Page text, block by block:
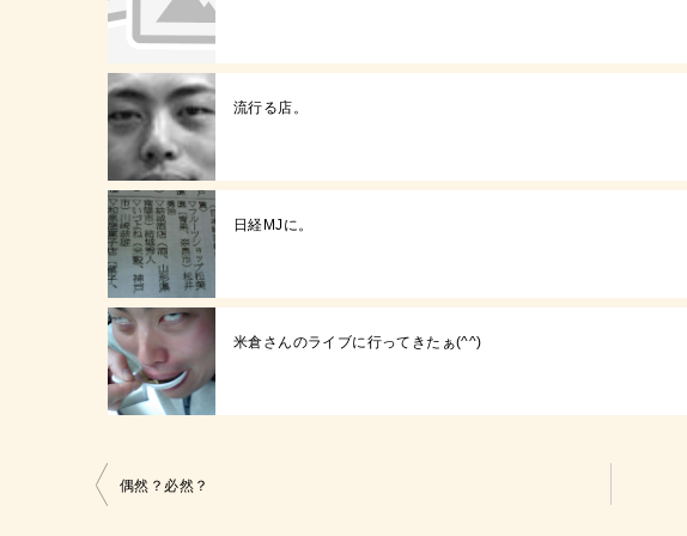
流行る店。
日経MJに。
米倉さんのライブに行ってきたぁ(^^)
投偶然？必然？